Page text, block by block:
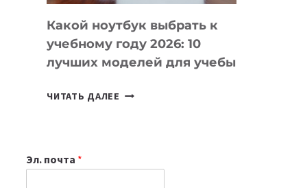
КОДА
Какой ноутбук выбрать к
учебному году 2026: 10
лучших моделей для учебы
ЧИТАТЬ ДАЛЕЕ КАКОЙ
Эл. почта *